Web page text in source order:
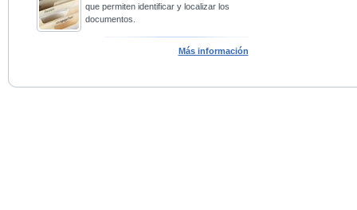
que permiten identificar y localizar los
documentos.
Más información